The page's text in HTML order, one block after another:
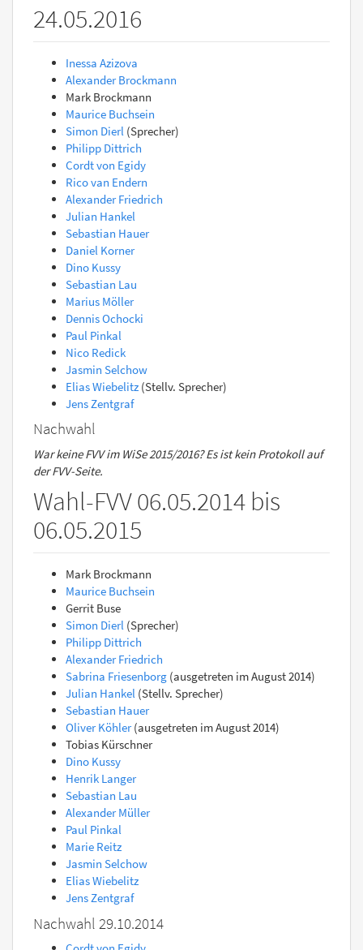
24.05.2016
Inessa Azizova
Alexander Brockmann
Mark Brockmann
Maurice Buchsein
Simon Dierl (Sprecher)
Philipp Dittrich
Cordt von Egidy
Rico van Endern
Alexander Friedrich
Julian Hankel
Sebastian Hauer
Daniel Korner
Dino Kussy
Sebastian Lau
Marius Möller
Dennis Ochocki
Paul Pinkal
Nico Redick
Jasmin Selchow
Elias Wiebelitz (Stellv. Sprecher)
Jens Zentgraf
Nachwahl
War keine FVV im WiSe 2015/2016? Es ist kein Protokoll auf
der FVV-Seite.
Wahl-FVV 06.05.2014 bis
06.05.2015
Mark Brockmann
Maurice Buchsein
Gerrit Buse
Simon Dierl (Sprecher)
Philipp Dittrich
Alexander Friedrich
Sabrina Friesenborg (ausgetreten im August 2014)
Julian Hankel (Stellv. Sprecher)
Sebastian Hauer
Oliver Köhler(ausgetreten im August 2014)
Tobias Kürschner
Dino Kussy
Henrik Langer
Sebastian Lau
Alexander Müller
Paul Pinkal
Marie Reitz
Jasmin Selchow
Elias Wiebelitz
Jens Zentgraf
Nachwahl 29.10.2014